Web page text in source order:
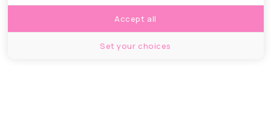
Set your choices
Accept all